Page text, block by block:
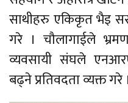
साथीहरु एकिकृत भैइ
गरे । चौलागाईले
व्यवसायी संघले
बढ्ने प्रतिवदता व्यक्त गरे ।